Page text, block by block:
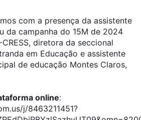
com a presença da assistente
da campanha do 15M de 2024
diretora da seccional
em Educação e assistente
de educação Montes Claros,
online:
j/8463211451?